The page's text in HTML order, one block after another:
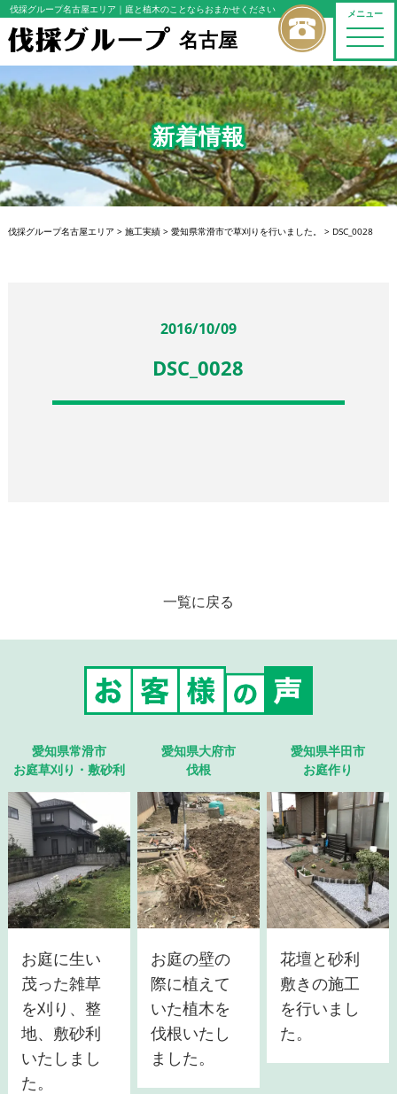
メニュー
toggle
伐採グループ名古屋エリア ｜庭と植木のことならおまかせください
名古屋
新着情報
伐採グループ名古屋エリア > 施工実績> 愛知県常滑市で草刈りを行いました。 > DSC_0028
2016/10/09
DSC_0028
一覧に戻る
愛知県常滑市
お庭草刈り・敷砂利
お庭に生い
茂った雑草
を刈り、整
地、敷砂利
いたしまし
た。
愛知県大府市
伐根
お庭の壁の
際に植えて
いた植木を
伐根いたし
ました。
愛知県半田市
お庭作り
花壇と砂利
敷きの施工
を行いまし
た。